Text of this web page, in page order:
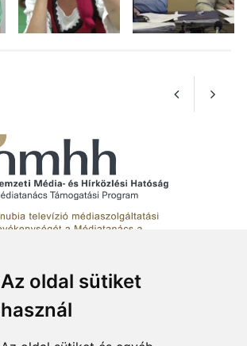
Az oldal sütiket
használ
KÖZÉLET 2026 AUG 05